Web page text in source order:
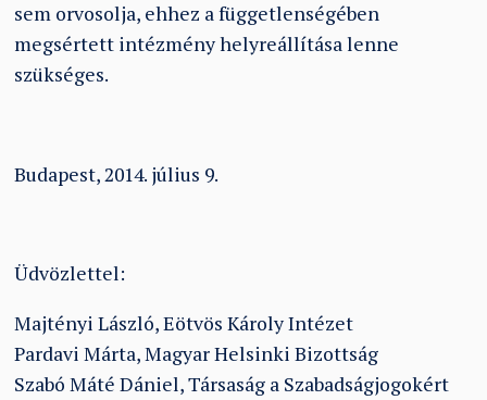
sem orvosolja, ehhez a függetlenségében
megsértett intézmény helyreállítása lenne
szükséges.
Budapest, 2014. július 9.
Üdvözlettel:
Majtényi László, Eötvös Károly Intézet
Pardavi Márta, Magyar Helsinki Bizottság
Szabó Máté Dániel, Társaság a Szabadságjogokért